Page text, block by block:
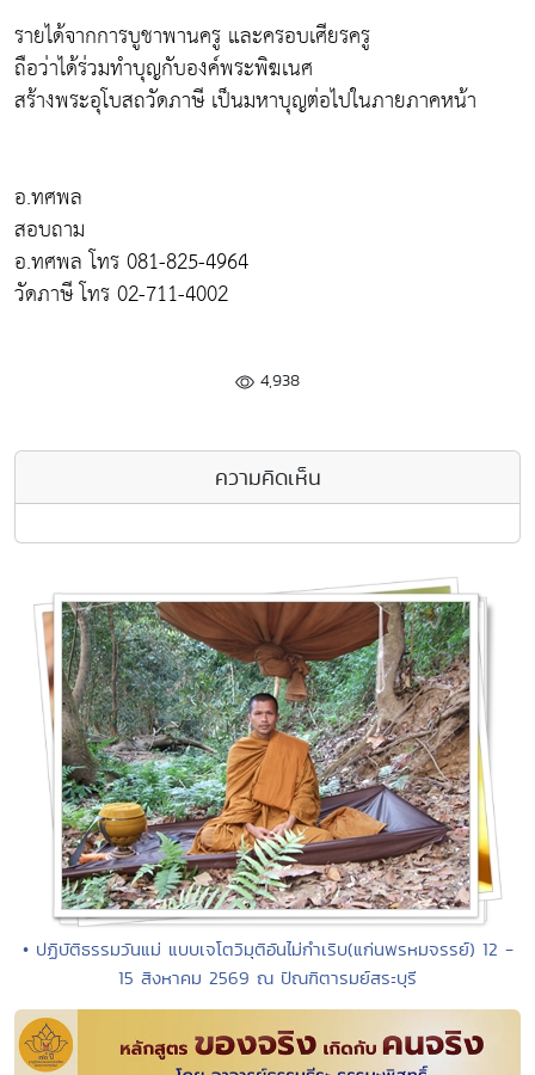
รายได้จากการบูชาพานครู และครอบเศียรครู
ถือว่าได้ร่วมทำบุญกับองค์พระพิฆเนศ
สร้างพระอุโบสถวัดภาษี เป็นมหาบุญต่อไปในภายภาคหน้า
อ.ทศพล
สอบถาม
อ.ทศพล โทร 081-825-4964
วัดภาษี โทร 02-711-4002
4,938
ความคิดเห็น
• ปฏิบัติธรรมวันแม่ แบบเจโตวิมุติอันไม่กำเริบ(แก่นพรหมจรรย์) 12 -
15 สิงหาคม 2569 ณ ปัณฑิตารมย์สระบุรี